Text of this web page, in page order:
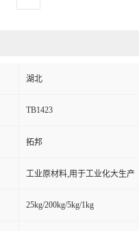
湖北
TB1423
拓邦
工业原材料,用于工业化大生产
25kg/200kg/5kg/1kg